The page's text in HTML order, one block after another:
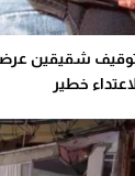
شقيقين
خطير